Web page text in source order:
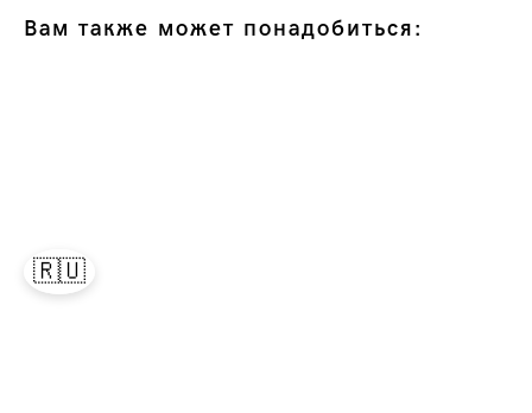
🇷🇺
Вам также может понадобиться: